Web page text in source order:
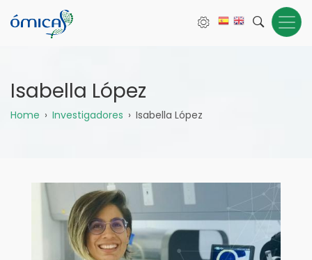
Isabella López
Sobrescribir
ayuda
Home Investigadores Isabella López